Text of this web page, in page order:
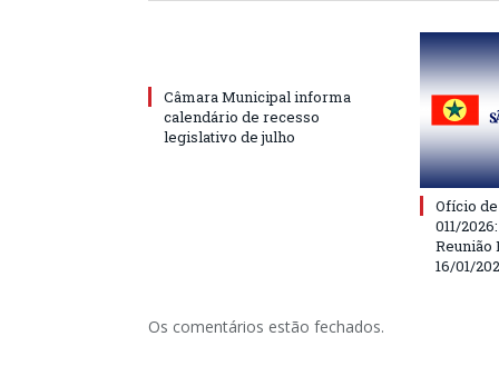
Câmara Municipal informa
calendário de recesso
legislativo de julho
Ofício
011/
Reunião
16/01/
Os comentários estão fechados.